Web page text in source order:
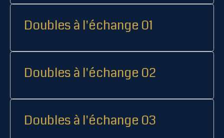
Doubles à l'échange 01
Doubles à l'échange 02
Doubles à l'échange 03